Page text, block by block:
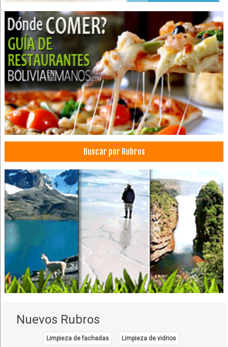
Alfombras
Adornos para el hogar
Cortinas y Persianas
Decoración con alfombras americanas
Decoración de cortinas
Decoración de Interiores
Decoraciones
Material para Decoraciones
Decoración de casas
Muebles para Dormitorio
Muebles para niños
Mueblerías
Muebles de Oficina
Muebles de Melamina
Muebles de Cocina
Muebles
Tapicerías
Ropa para Caballeros
Ropa
Cirugía de cráneo
Buscar por Rubros
Nuevos Rubros
Limpieza de fachadas Limpieza de vidrios